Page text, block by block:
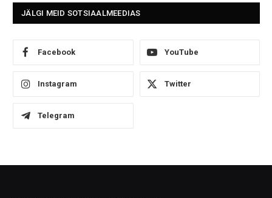
JÄLGI MEID SOTSIAALMEEDIAS
Facebook YouTube
Instagram Twitter
Telegram